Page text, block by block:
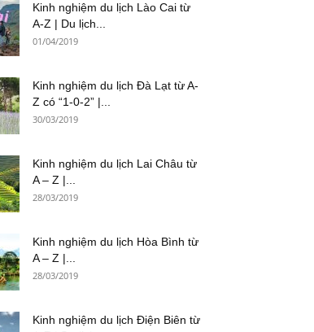
Kinh nghiệm du lịch Lào Cai từ
A-Z | Du lịch...
01/04/2019
Kinh nghiệm du lịch Đà Lạt từ A-
Z có “1-0-2” |...
30/03/2019
Kinh nghiệm du lịch Lai Châu từ
A – Z |...
28/03/2019
Kinh nghiệm du lịch Hòa Bình từ
A – Z |...
28/03/2019
Kinh nghiệm du lịch Điện Biên từ